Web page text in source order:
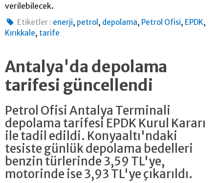
verilebilecek.
Etiketler : enerji, petrol , depolama, Petrol Ofisi, EPDK,
Kırıkkale, tarife
Antalya'da depolama
tarifesi güncellendi
Petrol Ofisi Antalya Terminali
depolama tarifesi EPDK Kurul Kararı
ile tadil edildi. Konyaaltı'ndaki
tesiste günlük depolama bedelleri
benzin türlerinde 3,59 TL'ye,
motorinde ise 3,93 TL'ye çıkarıldı.